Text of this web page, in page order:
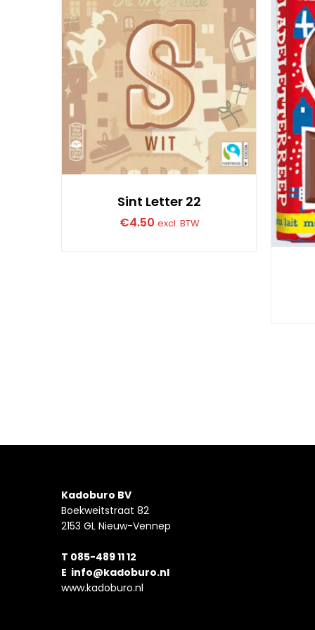
Sint Letter 22
€4.50 excl. BTW
Kadoburo BV
Boekweitstraat 82
2153 GL Nieuw-Vennep
T 085-489 11 12
E info@kadoburo.nl
www.kadoburo.nl